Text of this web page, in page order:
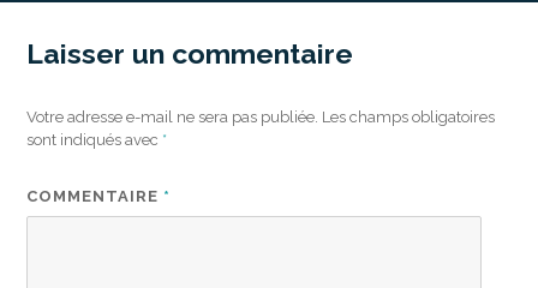
Laisser un commentaire
Votre adresse e-mail ne sera pas publiée. Les champs obligatoires
sont indiqués avec *
COMMENTAIRE *